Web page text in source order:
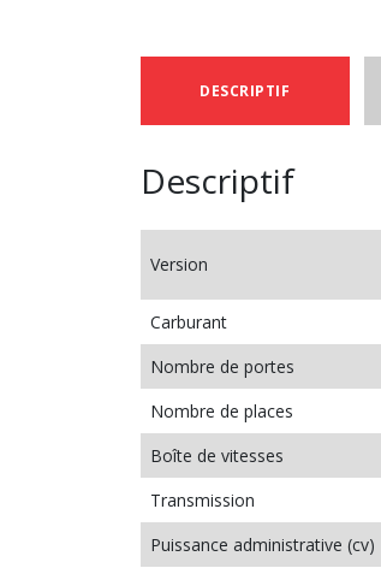
DESCRIPTIF
Descriptif
Version
Carburant
Nombre de portes
Nombre de places
Boîte de vitesses
Transmission
Puissance administrative (cv)